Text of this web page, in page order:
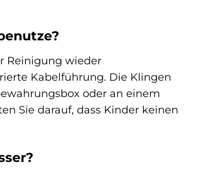
Reinigung wieder
Kabelführung. Die Klingen
oder an einem
Sie darauf, dass Kinder keinen